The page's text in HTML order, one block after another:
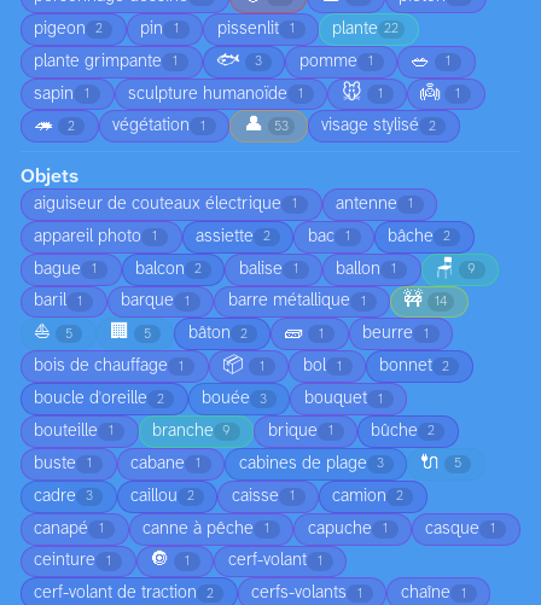
pigeon 2 pin 1 pissenlit 1 plante 22
plante grimpante 1 🐟 3 pomme 1 🥗 1
sapin 1 sculpture humanoïde 1 🐭 1 👼 1
🦔 2 végétation 1 👤 53 visage stylisé 2
Objets
aiguiseur de couteaux électrique 1 antenne 1
appareil photo 1 assiette 2 bac 1 bâche 2
bague 1 balcon 2 balise 1 ballon 1 🪑 9
baril 1 barque 1 barre métallique 1 🚧 14
⛵ 5 🏢 5 bâton 2 🧱 1 beurre 1
bois de chauffage 1 📦 1 bol 1 bonnet 2
boucle d'oreille 2 bouée 3 bouquet 1
bouteille 1 branche 9 brique 1 bûche 2
buste 1 cabane 1 cabines de plage 3 🔌 5
cadre 3 caillou 2 caisse 1 camion 2
canapé 1 canne à pêche 1 capuche 1 casque 1
ceinture 1 🔘 1 cerf-volant 1
cerf-volant de traction 2 cerfs-volants 1 chaîne 1